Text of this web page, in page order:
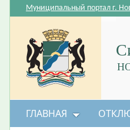
Муниципальный портал г.
ГЛАВНАЯ